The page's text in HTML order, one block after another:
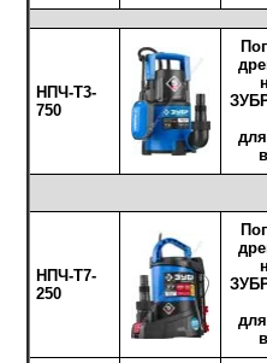
НПЧ-Т3-
750
НПЧ-Т7-
250